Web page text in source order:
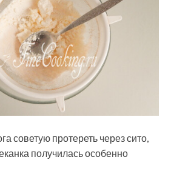
советую протереть через сито,
получилась особенно